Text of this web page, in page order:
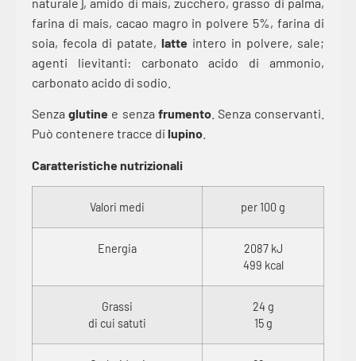
farina di mais, cacao magro in polvere 5%, farina di
soia, fecola di patate, latte intero in polvere, sale;
agenti lievitanti: carbonato acido di ammonio,
carbonato acido di sodio.
Senzaglutine e senza frumento. Senza conservanti.
Può contenere tracce di lupino
Caratteristiche nutrizionali
Valori medi per 100 g
Energia
2087 kJ
499 kcal
Grassi
di cui satuti
24 g
15 g